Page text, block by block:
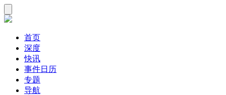
首页
深度
快讯
事件日历
专题
导航